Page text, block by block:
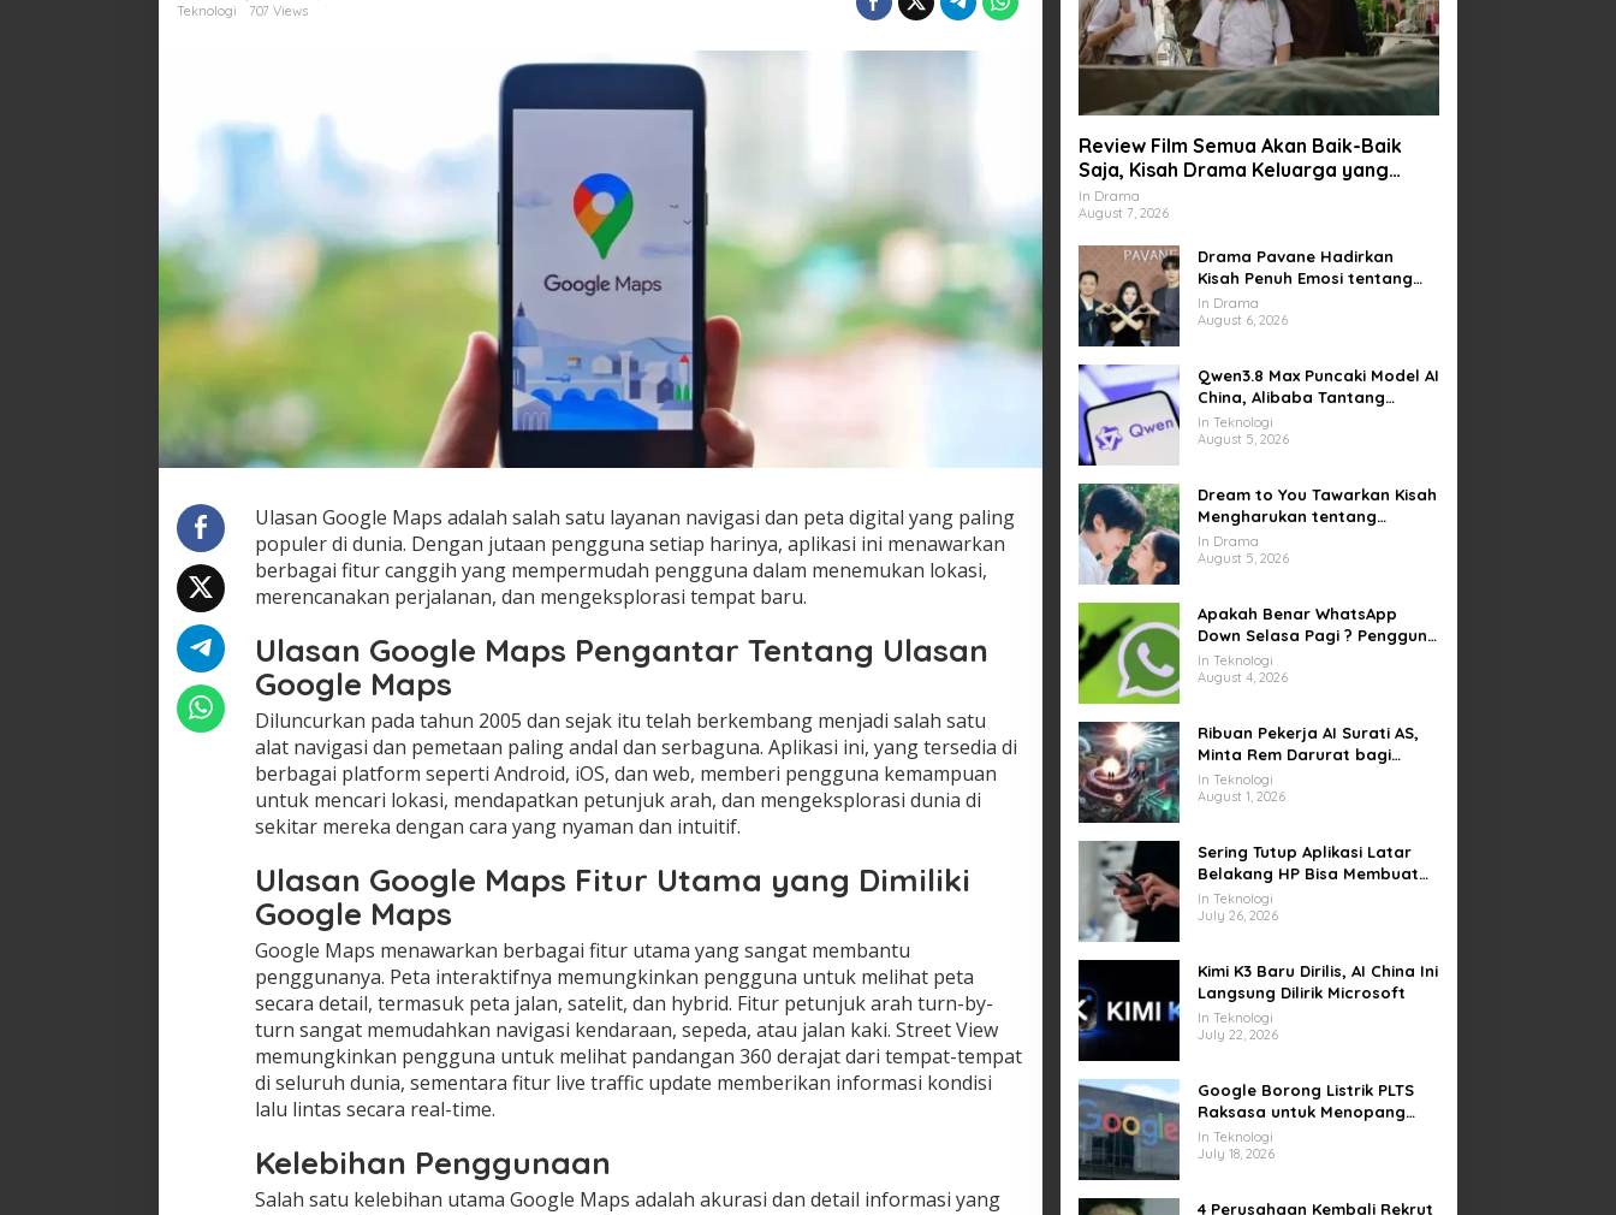
Teknologi
707 Views
Ulasan Google Maps adalah salah satu layanan navigasi dan peta digital yang paling
populer di dunia. Dengan jutaan pengguna setiap harinya, aplikasi ini menawarkan
berbagai fitur canggih yang mempermudah pengguna dalam menemukan lokasi,
merencanakan perjalanan, dan mengeksplorasi tempat baru.
Ulasan Google Maps Pengantar Tentang Ulasan
Google Maps
Diluncurkan pada tahun 2005 dan sejak itu telah berkembang menjadi salah satu
alat navigasi dan pemetaan paling andal dan serbaguna. Aplikasi ini, yang tersedia di
berbagai platform seperti Android, iOS, dan web, memberi pengguna kemampuan
untuk mencari lokasi, mendapatkan petunjuk arah, dan mengeksplorasi dunia di
sekitar mereka dengan cara yang nyaman dan intuitif.
Ulasan Google Maps Fitur Utama yang Dimiliki
Google Maps
Google Maps menawarkan berbagai fitur utama yang sangat membantu
penggunanya. Peta interaktifnya memungkinkan pengguna untuk melihat peta
secara detail, termasuk peta jalan, satelit, dan hybrid. Fitur petunjuk arah turn-by-
turn sangat memudahkan navigasi kendaraan, sepeda, atau jalan kaki. Street View
memungkinkan pengguna untuk melihat pandangan 360 derajat dari tempat-tempat
di seluruh dunia, sementara fitur live traffic update memberikan informasi kondisi
lalu lintas secara real-time.
Kelebihan Penggunaan
Salah satu kelebihan utama Google Maps adalah akurasi dan detail informasi yang
Review Film Semua Akan Baik-Baik
Saja, Kisah Drama Keluarga yang
Sarat Makna tentang Kehilangan dan
Harapan
In Drama
August 7, 2026
Drama Pavane Hadirkan
Kisah Penuh Emosi tentang
Cinta, Penyesalan, dan
Kesempatan Memulai Kembali
In Drama
August 6, 2026
Qwen3.8 Max Puncaki Model AI
China, Alibaba Tantang
Pemain Global
In Teknologi
August 5, 2026
Dream to You Tawarkan Kisah
Mengharukan tentang
Perjuangan Meraih Mimpi
yang Sempat Tertunda
In Drama
August 5, 2026
Apakah Benar WhatsApp
Down Selasa Pagi ? Pengguna
Kesulitan Kirim Gambar dan
Video di Sejumlah Wilayah
In Teknologi
August 4, 2026
Ribuan Pekerja AI Surati AS,
Minta Rem Darurat bagi
Teknologi Canggih
In Teknologi
August 1, 2026
Sering Tutup Aplikasi Latar
Belakang HP Bisa Membuat
Baterai Lebih Boros
In Teknologi
July 26, 2026
Kimi K3 Baru Dirilis, AI China Ini
Langsung Dilirik Microsoft
In Teknologi
July 22, 2026
Google Borong Listrik PLTS
Raksasa untuk Menopang
Pusat Data dan AI
In Teknologi
July 18, 2026
4 Perusahaan Kembali Rekrut